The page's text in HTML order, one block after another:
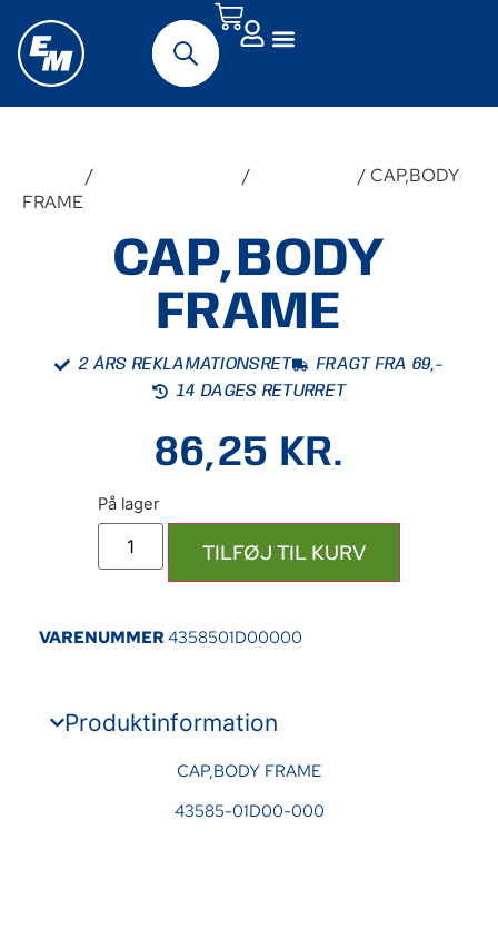
/ /
/ CAP,BODY
FRAME
CAP,BODY
FRAME
2 ÅRS REKLAMATIONSRET
FRAGT FRA 69,-
14 DAGES RETURRET
86,25 KR.
TILFØJ TIL KURV
VARENUMMER 4358501D00000
Produktinformation
CAP,BODY FRAME
43585-01D00-000